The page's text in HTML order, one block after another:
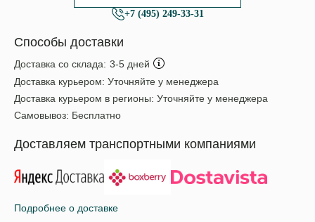
+7 (495) 249-33-31
Способы доставки
Доставка со склада: 3-5 дней
Доставка курьером: Уточняйте у менеджера
Доставка курьером в регионы: Уточняйте у менеджера
Самовывоз: Бесплатно
Доставляем транспортными компаниями
Подробнее о доставке